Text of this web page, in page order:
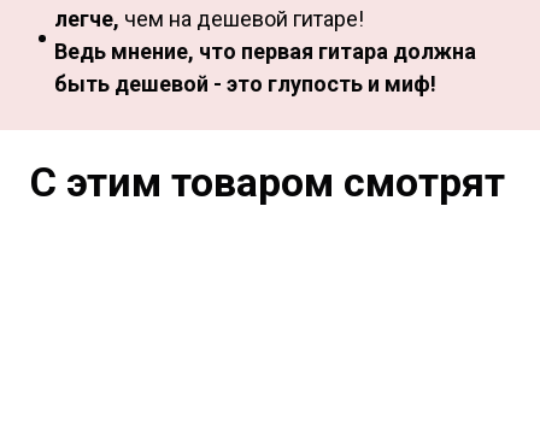
легче, чем на дешевой гитаре!
Ведь мнение, что первая гитара должна
быть дешевой - это глупость и миф!
С этим товаром смотрят